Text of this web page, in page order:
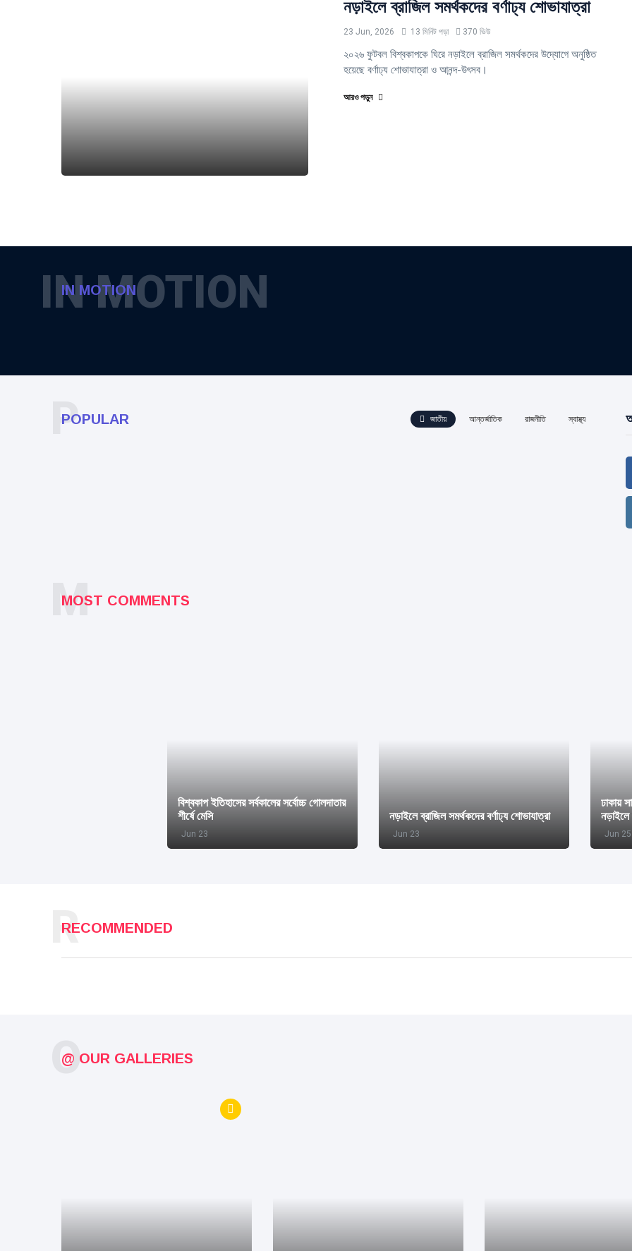
নড়াইলে ব্রাজিল সমর্থকদের বর্ণাঢ্য শোভাযাত্রা
23 Jun, 2026 13 মিনিট পড়া 370 ভিউ
২০২৬ ফুটবল বিশ্বকাপকে ঘিরে নড়াইলে ব্রাজিল সমর্থকদের উদ্যোগে অনুষ্ঠিত
হয়েছে বর্ণাঢ্য শোভাযাত্রা ও আনন্দ-উৎসব।
আরও পড়ুন
IN MOTION
IN MOTION
POPULAR
P জাতীয় আন্তর্জাতিক রাজনীতি স্বাস্থ্য
MOST COMMENTS
M
বিশ্বকাপ ইতিহাসের সর্বকালের সর্বোচ্চ গোলদাতার
শীর্ষে মেসি
Jun 23
নড়াইলে ব্রাজিল সমর্থকদের বর্ণাঢ্য শোভাযাত্রা
Jun 23
ঢাকায়
নড়াইলে
Jun 25
RECOMMENDED
R
@ OUR GALLERIES
O